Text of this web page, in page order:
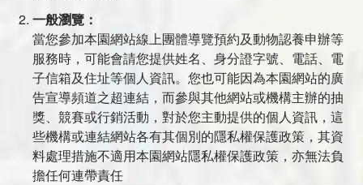
一般瀏覽：
當您參加本園網站線上團體導覽預約及動物認養申辦等
服務時，可能會請您提供姓名、身分證字號、電話、電
子信箱及住址等個人資訊。您也可能因為本園網站的廣
告宣導頻道之超連結，而參與其他網站或機構主辦的抽
獎、競賽或行銷活動，對於您主動提供的個人資訊，這
些機構或連結網站各有其個別的隱私權保護政策，其資
料處理措施不適用本園網站隱私權保護政策，亦無法負
擔任何連帶責任